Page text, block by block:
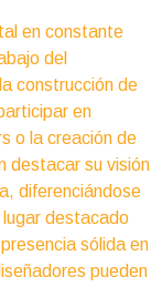
en constante
del
construcción de
en
o la creación de
destacar su visión
diferenciándose
destacado
sólida en
pueden